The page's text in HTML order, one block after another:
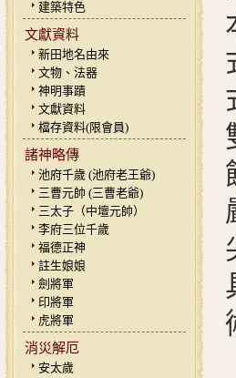
建築特色
文獻資料
新田地名由來
文物、法器
神明事蹟
文獻資料
檔存資料(限會員)
諸神略傳
池府千歲 (池府老王爺)
三曹元帥 (三曹老爺)
三太子（中壇元帥）
李府三位千歲
福德正神
註生娘娘
劍將軍
印將軍
虎將軍
消災解厄
安太歲